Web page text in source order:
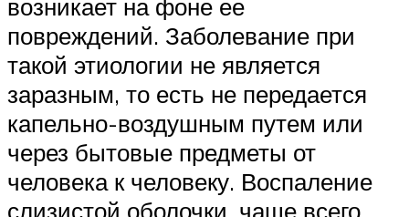
возникает на фоне ее
повреждений. Заболевание при
такой этиологии не является
заразным, то есть не передается
капельно-воздушным путем или
через бытовые предметы от
человека к человеку. Воспаление
слизистой оболочки, чаще всего,